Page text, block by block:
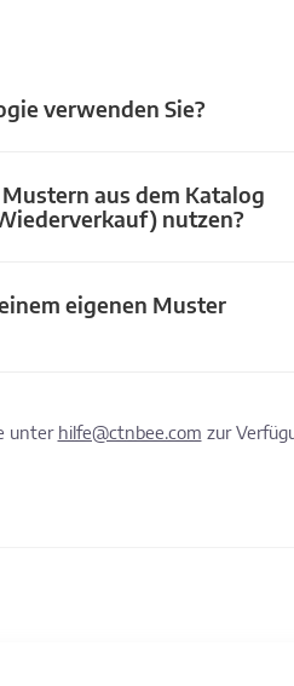
verwenden Sie?
aus dem Katalog
nutzen?
eigenen Muster
unter hilfe@ctnbee.com zur